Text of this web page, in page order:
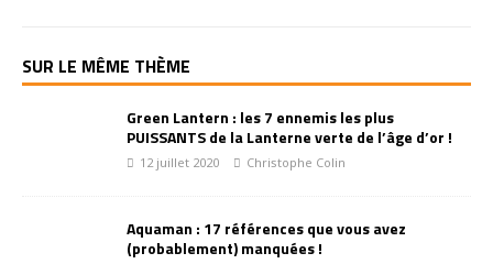
SUR LE MÊME THÈME
Green Lantern : les 7 ennemis les plus
PUISSANTS de la Lanterne verte de l’âge d’or !
12 juillet 2020 Christophe Colin
Aquaman : 17 références que vous avez
(probablement) manquées !